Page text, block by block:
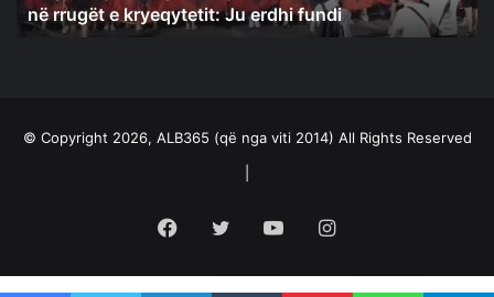
kryeqytetit:
në rrugët e kryeqytetit: Ju erdhi fundi
© Copyright 2026, ALB365 (që nga viti 2014) All Rights Reserved
Facebook
TwitterYouTubeInstagram